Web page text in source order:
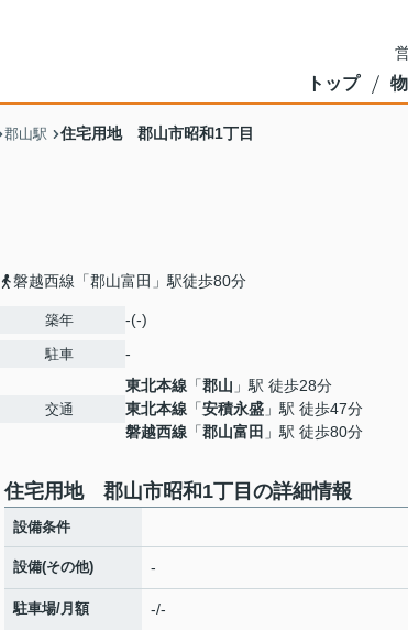
トップ
郡山駅 住宅用地 郡山市昭和1丁目
磐越西線「郡山富田」駅徒歩80分
築年 -(-)
駐車 -
交通
東北本線 「郡山 」駅 徒歩28分
東北本線 「安積永盛 」駅 徒歩47分
磐越西線 「郡山富田 」駅 徒歩80分
住宅用地 郡山市昭和1丁目の詳細情報
設備条件
設備(その他) -
駐車場/月額 -/-